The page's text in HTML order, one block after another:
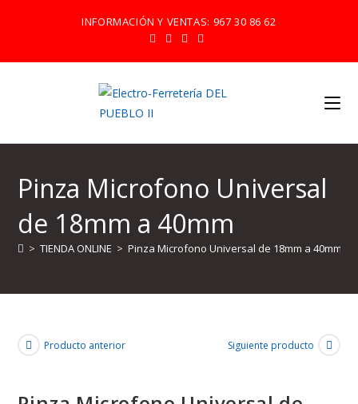
INFORMACIÓN Y VENTAS: 967 30 86 62
Pinza Microfono Universal
de 18mm a 40mm
> TIENDA ONLINE > Pinza Microfono Universal de 18mm a 40mm
Producto anterior Siguiente producto